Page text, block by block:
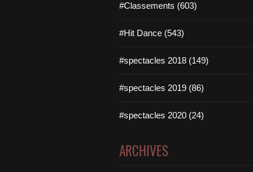
#Classements (603)
#Hit Dance (543)
#spectacles 2018 (149)
#spectacles 2019 (86)
#spectacles 2020 (24)
ARCHIVES